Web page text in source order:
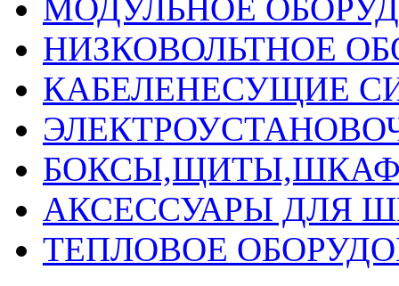
МОДУЛЬНОЕ
НИЗКОВОЛЬТНОЕ
КАБЕЛЕНЕСУЩИЕ
АКСЕССУАРЫ ДЛЯ
ТЕПЛОВОЕ